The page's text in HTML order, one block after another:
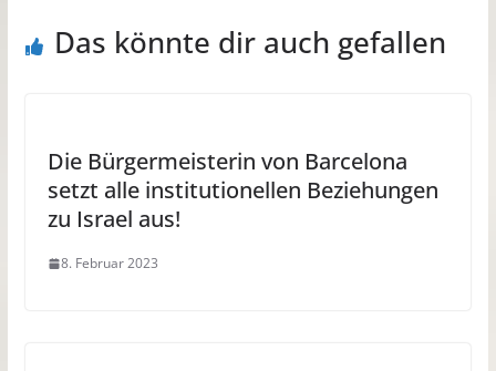
Das könnte dir auch gefallen
Die Bürgermeisterin von Barcelona
setzt alle institutionellen Beziehungen
zu Israel aus!
8. Februar 2023